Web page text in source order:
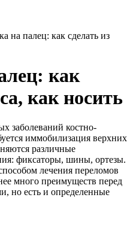
на палец: как сделать из
как
как носить
заболеваний костно-
иммобилизация верхних
различные
фиксаторы, шины, ортезы.
лечения переломов
много преимуществ перед
но есть и определенные